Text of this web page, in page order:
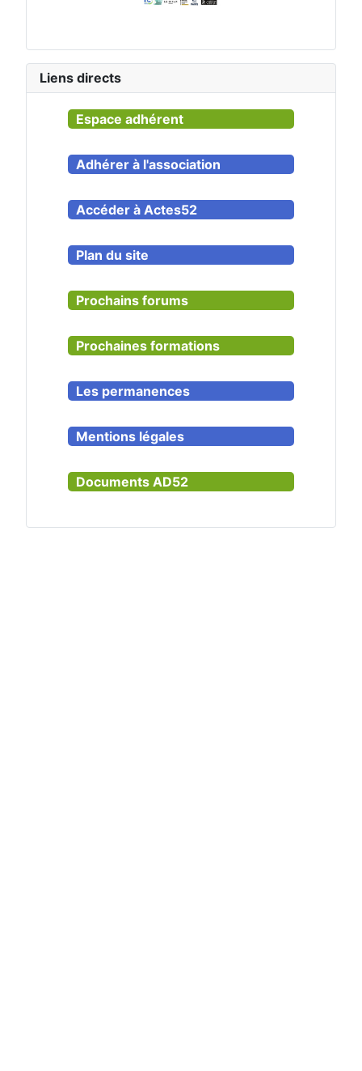
Liens directs
Espace adhérent
Adhérer à l'association
Accéder à Actes52
Plan du site
Prochains forums
Prochaines formations
Les permanences
Mentions légales
Documents AD52